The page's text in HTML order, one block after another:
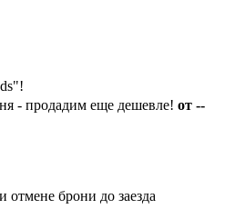
- продадим еще дешевле! от --
отмене брони до заезда